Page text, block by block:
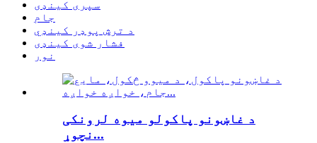
سپری کینډی
جام
د ترش پوډر کینډي
فشار شوی کینډی
نور
د غاښونو پاکولو میوه لرونکی
نچوړ...